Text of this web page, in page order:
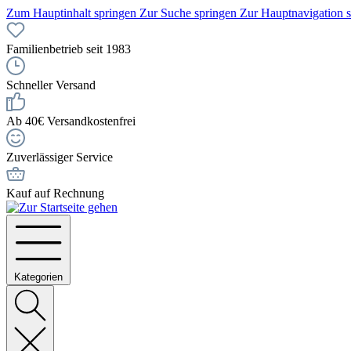
Zum Hauptinhalt springen Zur Suche springen Zur Hauptnavigation
Familienbetrieb seit 1983
Schneller Versand
Ab 40€ Versandkostenfrei
Zuverlässiger Service
Kauf auf Rechnung
Kategorien